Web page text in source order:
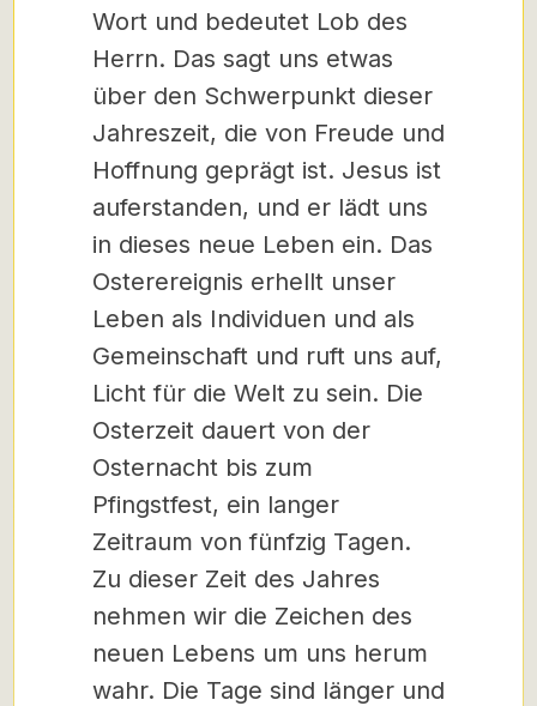
Wort und bedeutet Lob des
Herrn. Das sagt uns etwas
über den Schwerpunkt dieser
Jahreszeit, die von Freude und
Hoffnung geprägt ist. Jesus ist
auferstanden, und er lädt uns
in dieses neue Leben ein. Das
Osterereignis erhellt unser
Leben als Individuen und als
Gemeinschaft und ruft uns auf,
Licht für die Welt zu sein. Die
Osterzeit dauert von der
Osternacht bis zum
Pfingstfest, ein langer
Zeitraum von fünfzig Tagen.
Zu dieser Zeit des Jahres
nehmen wir die Zeichen des
neuen Lebens um uns herum
wahr. Die Tage sind länger und